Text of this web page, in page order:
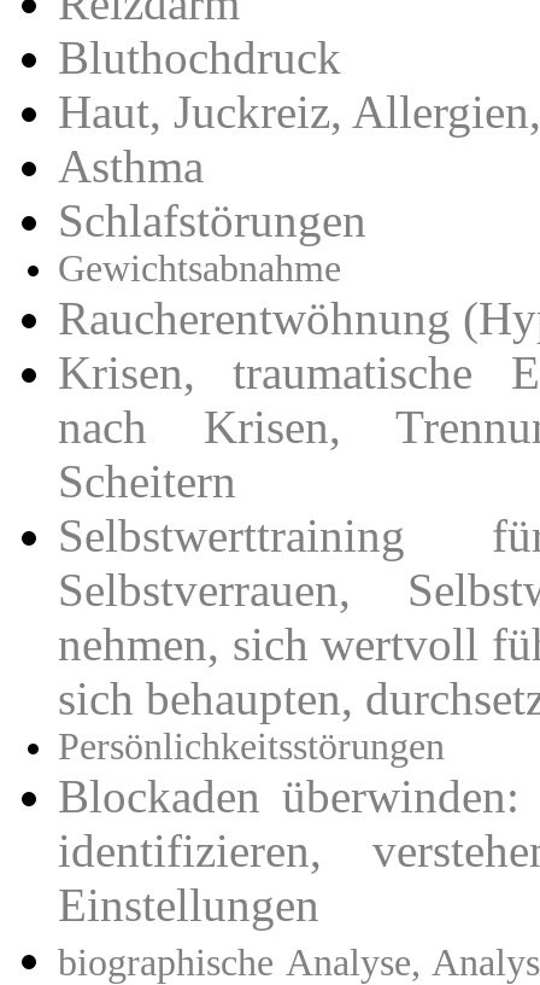
Bluthochdruck
Haut, Juckreiz,
Asthma
Schlafstörungen
Gewichtsabnahme
Raucherentwöhnung
Krisen, traumatische
nach Krisen,
Scheitern
Selbstwerttraining
Selbstverrauen,
nehmen, sich wertvoll
sich behaupten,
Persönlichkeitsstörungen
Blockaden
identifizieren,
Einstellungen
biographische Analyse,